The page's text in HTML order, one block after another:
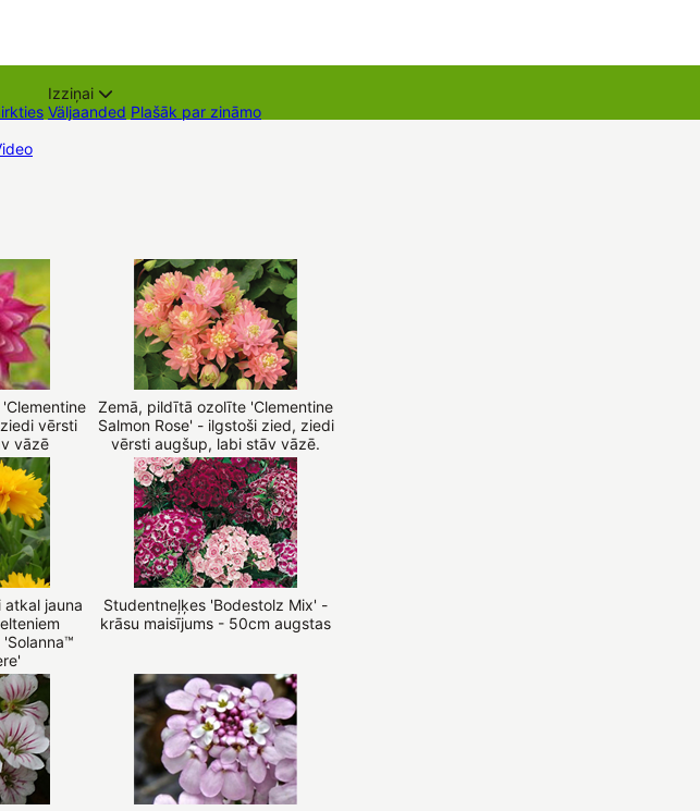
Izziņai
Väljaanded Plašāk par zināmo
vērsti
vāzē
Zemā, pildītā ozolīte 'Clementine
Salmon Rose' - ilgstoši zied, ziedi
vērsti augšup, labi stāv vāzē.
atkal jauna
Studentneļķes 'Bodestolz Mix' -
krāsu maisījums - 50cm augstas